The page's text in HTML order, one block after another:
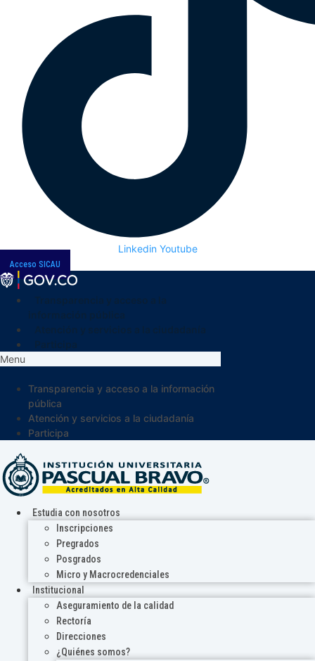
Linkedin Youtube
Acceso SICAU
Menu
Transparencia y acceso a la información
pública
Atención y servicios a la ciudadanía
Participa
Estudia con nosotros
Inscripciones
Pregrados
Posgrados
Micro y Macrocredenciales
Institucional
Aseguramiento de la calidad
Rectoría
Direcciones
¿Quiénes somos?